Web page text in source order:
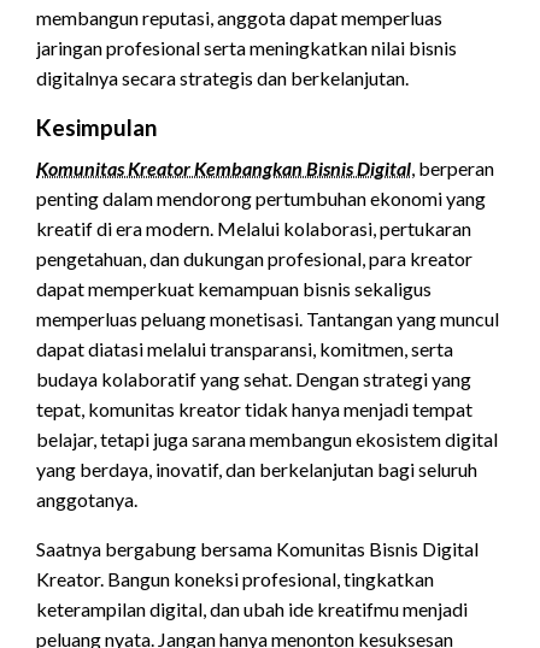
membangun reputasi, anggota dapat memperluas
jaringan profesional serta meningkatkan nilai bisnis
digitalnya secara strategis dan berkelanjutan.
Kesimpulan
Komunitas Kreator Kembangkan Bisnis Digital , berperan
penting dalam mendorong pertumbuhan ekonomi yang
kreatif di era modern. Melalui kolaborasi, pertukaran
pengetahuan, dan dukungan profesional, para kreator
dapat memperkuat kemampuan bisnis sekaligus
memperluas peluang monetisasi. Tantangan yang muncul
dapat diatasi melalui transparansi, komitmen, serta
budaya kolaboratif yang sehat. Dengan strategi yang
tepat, komunitas kreator tidak hanya menjadi tempat
belajar, tetapi juga sarana membangun ekosistem digital
yang berdaya, inovatif, dan berkelanjutan bagi seluruh
anggotanya.
Saatnya bergabung bersama Komunitas Bisnis Digital
Kreator. Bangun koneksi profesional, tingkatkan
keterampilan digital, dan ubah ide kreatifmu menjadi
peluang nyata. Jangan hanya menonton kesuksesan